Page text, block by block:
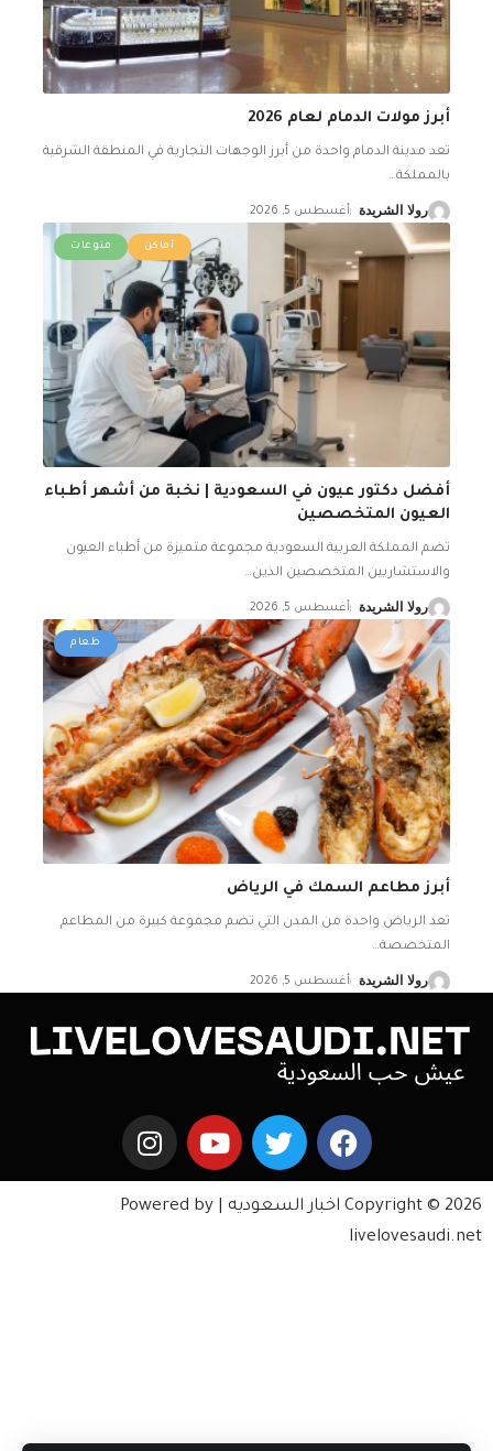
أبرز مولات الدمام لعام 2026
تعد مدينة الدمام واحدة من أبرز الوجهات التجارية في المنطقة الشرقية
بالمملكة…
رولا الشريدة أغسطس 5, 2026
أماكن منوعات
أفضل دكتور عيون في السعودية | نخبة من أشهر أطباء
العيون المتخصصين
تضم المملكة العربية السعودية مجموعة متميزة من أطباء العيون
والاستشاريين المتخصصين الذين…
رولا الشريدة أغسطس 5, 2026
طعام
أبرز مطاعم السمك في الرياض
تعد الرياض واحدة من المدن التي تضم مجموعة كبيرة من المطاعم
المتخصصة…
رولا الشريدة أغسطس 5, 2026
Copyright © 2026 اخبار السعوديه | Powered by
livelovesaudi.net